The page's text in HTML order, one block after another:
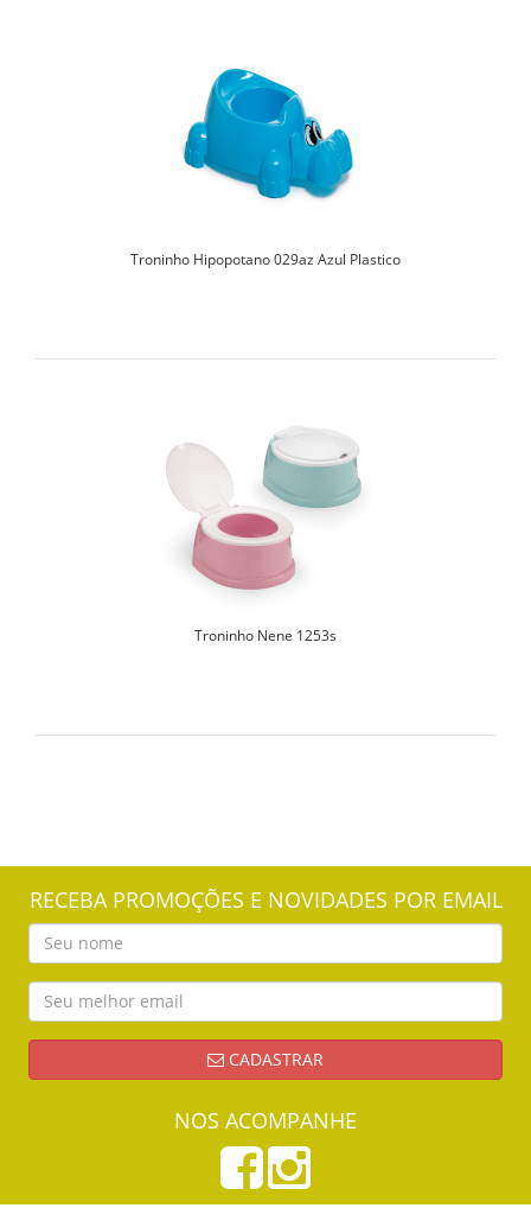
Troninho Hipopotano 029az Azul Plastico
Troninho Nene 1253s
RECEBA PROMOÇÕES E NOVIDADES POR EMAIL
CADASTRAR
NOS ACOMPANHE